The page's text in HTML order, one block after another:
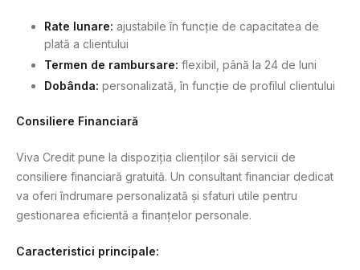
Rate lunare: ajustabile în funcție de capacitatea de
plată a clientului
Termen de rambursare: flexibil, până la 24 de luni
Dobânda: personalizată, în funcție de profilul clientului
Consiliere Financiară
Viva Credit pune la dispoziția clienților săi servicii de
consiliere financiară gratuită. Un consultant financiar dedicat
va oferi îndrumare personalizată și sfaturi utile pentru
gestionarea eficientă a finanțelor personale.
Caracteristici principale: